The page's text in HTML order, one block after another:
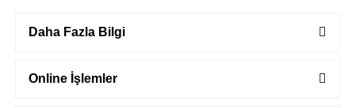
Daha Fazla Bilgi
Online İşlemler